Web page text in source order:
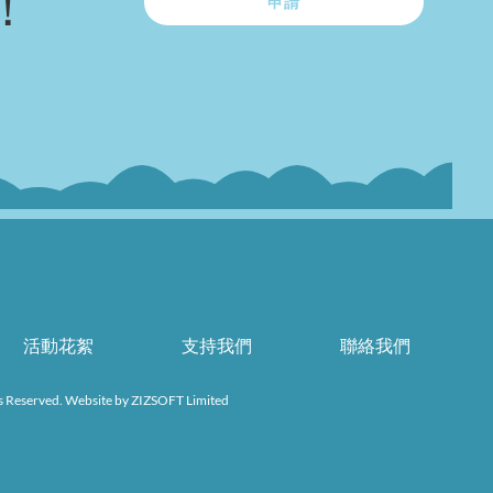
活動花絮 支持我們 聯絡我們
Website byZIZSOFT Limited